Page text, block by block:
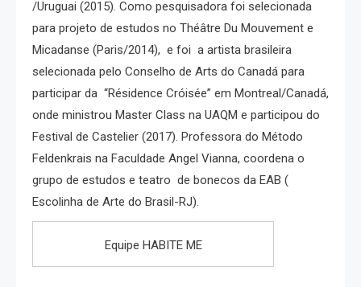
/Uruguai (2015). Como pesquisadora foi selecionada
para projeto de estudos no Théâtre Du Mouvement e
Micadanse (Paris/2014), e foi a artista brasileira
selecionada pelo Conselho de Arts do Canadá para
participar da “Résidence Cróisée” em Montreal/Canadá,
onde ministrou Master Class na UAQM e participou do
Festival de Castelier (2017). Professora do Método
Feldenkrais na Faculdade Angel Vianna, coordena o
grupo de estudos e teatro de bonecos da EAB (
Escolinha de Arte do Brasil-RJ).
Equipe HABITE ME